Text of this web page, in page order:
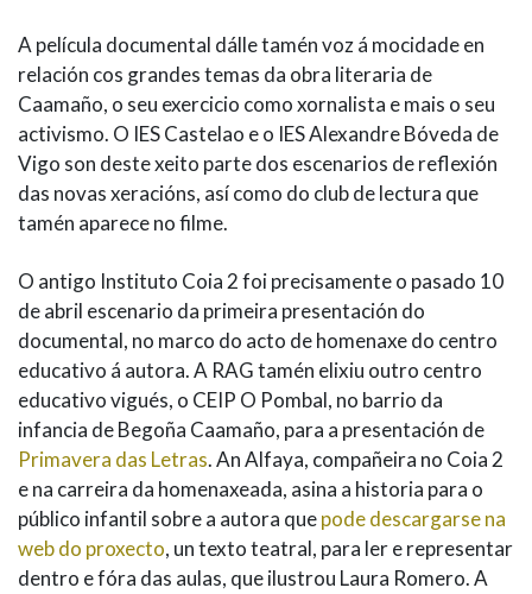
A película documental dálle tamén voz á mocidade en
relación cos grandes temas da obra literaria de
Caamaño, o seu exercicio como xornalista e mais o seu
activismo. O IES Castelao e o IES Alexandre Bóveda de
Vigo son deste xeito parte dos escenarios de reflexión
das novas xeracións, así como do club de lectura que
tamén aparece no filme.
O antigo Instituto Coia 2 foi precisamente o pasado 10
de abril escenario da primeira presentación do
documental, no marco do acto de homenaxe do centro
educativo á autora. A RAG tamén elixiu outro centro
educativo vigués, o CEIP O Pombal, no barrio da
infancia de Begoña Caamaño, para a presentación de
Primavera das Letras. An Alfaya, compañeira no Coia 2
e na carreira da homenaxeada, asina a historia para o
público infantil sobre a autora quepode descargarse na
web do proxecto, un texto teatral, para ler e representar
dentro e fóra das aulas, que ilustrou Laura Romero. A